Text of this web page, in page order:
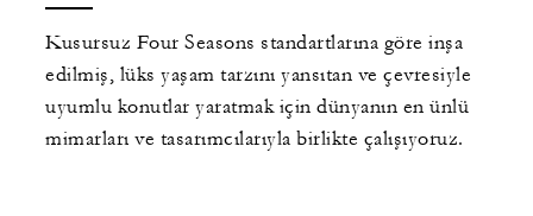
Kusursuz Four Seasons standartlarına göre inşa
edilmiş, lüks yaşam tarzını yansıtan ve çevresiyle
uyumlu konutlar yaratmak için dünyanın en ünlü
mimarları ve tasarımcılarıyla birlikte çalışıyoruz.